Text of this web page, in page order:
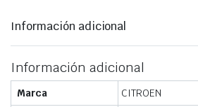
Información adicional
Información adicional
Marca CITROEN